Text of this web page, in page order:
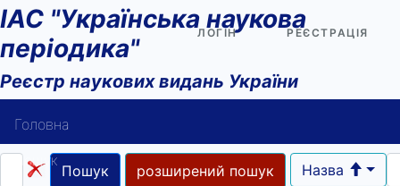
ІАС "Українська наукова
періодика"
Реєстр наукових видань України
ЛОГІН РЕЄСТРАЦІЯ
Головна
Пошук
Пошук розширений пошук Назва